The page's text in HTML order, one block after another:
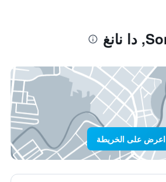
اعرض على الخريطة